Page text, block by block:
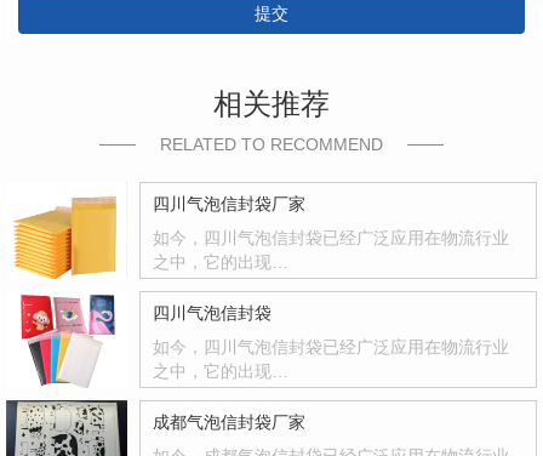
提交
相关推荐
RELATED TO RECOMMEND
四川气泡信封袋厂家
如今，四川气泡信封袋已经广泛应用在物流行业
之中，它的出现…
四川气泡信封袋
如今，四川气泡信封袋已经广泛应用在物流行业
之中，它的出现…
成都气泡信封袋厂家